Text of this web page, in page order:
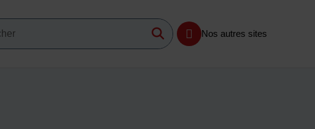
de minimum 3 caractères Lancer la recherche
Nos autres sites